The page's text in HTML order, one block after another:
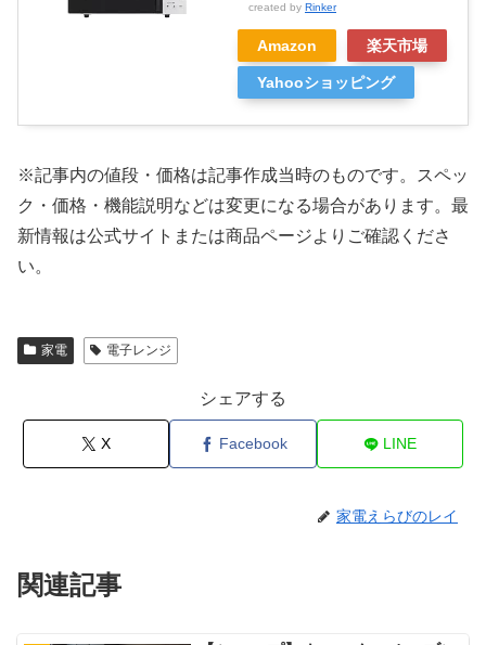
created by Rinker
Amazon 楽天市場
Yahooショッピング
※記事内の値段・価格は記事作成当時のものです。
スペッ
ク・価格・機能説明などは変更になる場合があります。最
新情報は公式サイトまたは商品ページよりご確認くださ
い。
家電 電子レンジ
シェアする
X Facebook LINE
家電えらびのレイ
関連記事